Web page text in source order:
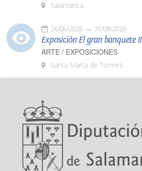
Salamanca
26/06/2026 31/08/2026
Exposición El gran banquete II
ARTE / EXPOSICIONES
Santa Marta de Tormes